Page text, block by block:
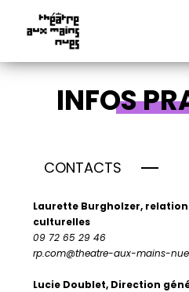
INFOS
CONTACTS
Laurette Burgholzer,
culturelles
09 72 65 29 46
rp.com@theatre-aux-mains-
Lucie Doublet, Direction